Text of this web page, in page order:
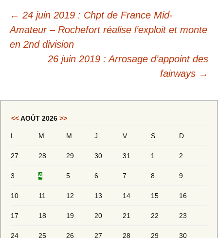
← 24 juin 2019 : Chpt de France Mid-
Amateur – Rochefort réalise l’exploit et monte
en 2nd division
26 juin 2019 : Arrosage d’appoint des
fairways →
<<AOÛT 2026 >>
L M M J V S D
27 28 29 30 31 1 2
3 4 5 6 7 8 9
10 11 12 13 14 15 16
17 18 19 20 21 22 23
24 25 26 27 28 29 30